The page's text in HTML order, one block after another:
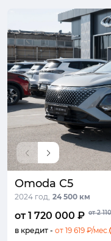
Nissan
Porsche
Solaris
Tank
Volvo
Omoda C5
2024 год, 24 500 км
от 1 720 000 ₽ от 2
в кредит - от 19 619 ₽/мес.